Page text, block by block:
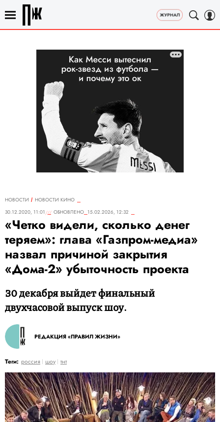
НОВОСТИ
НОВОСТИ КИНО
30.12.2020, 11:01
ОБНОВЛЕНО 15.02.2026, 12:32
«Четко видели, сколько денег
теряем»: глава «Газпром-медиа»
назвал причиной закрытия
«Дома-2» убыточность проекта
30 декабря выйдет финальный
двухчасовой выпуск шоу.
РЕДАКЦИЯ «ПРАВИЛ ЖИЗНИ»
Теги: россия шоу тнт